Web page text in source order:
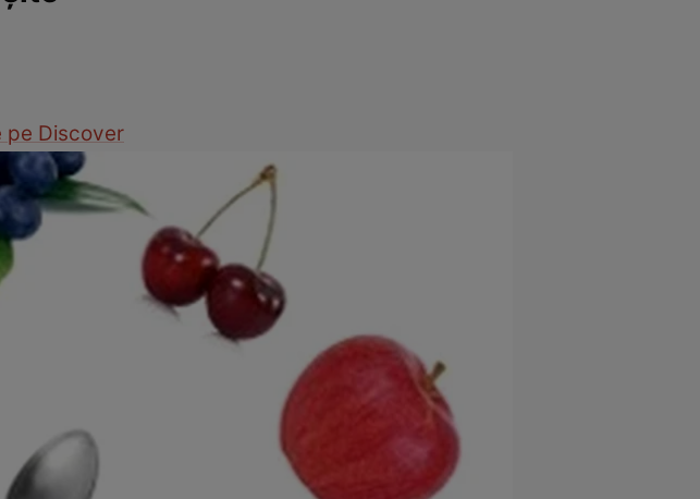
pe Discover